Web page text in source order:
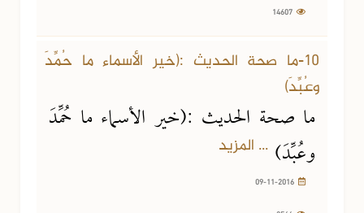
10-ما صحة الحديث :(خير الأسماء ما حُمِّدَ
وعُبِّدَ)
ما صحة الحديث :(خير الأسماء ما حُمِّدَ
وعُبِّدَ) ... المزيد